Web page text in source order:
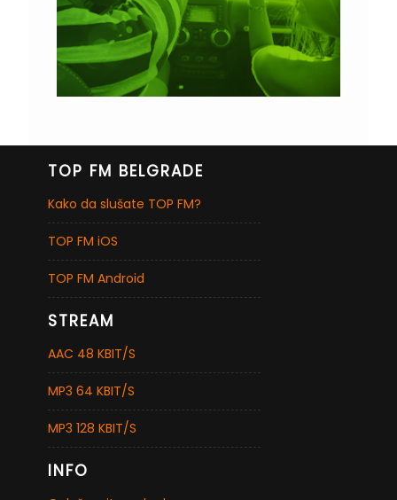
TOP FM BELGRADE
Kako da slušate TOP FM?
TOP FM iOS
TOP FM Android
STREAM
AAC 48 KBIT/S
MP3 64 KBIT/S
MP3 128 KBIT/S
INFO